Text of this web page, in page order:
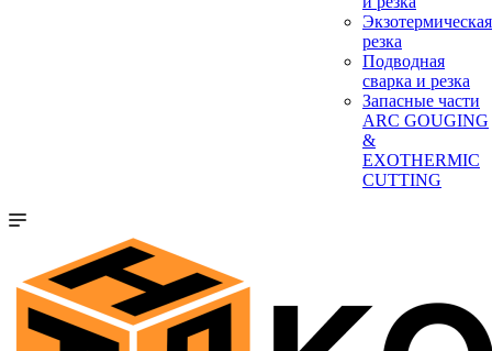
Экзотермическая
резка
Подводная
сварка и резка
Запасные части
ARC GOUGING
&
EXOTHERMIC
CUTTING